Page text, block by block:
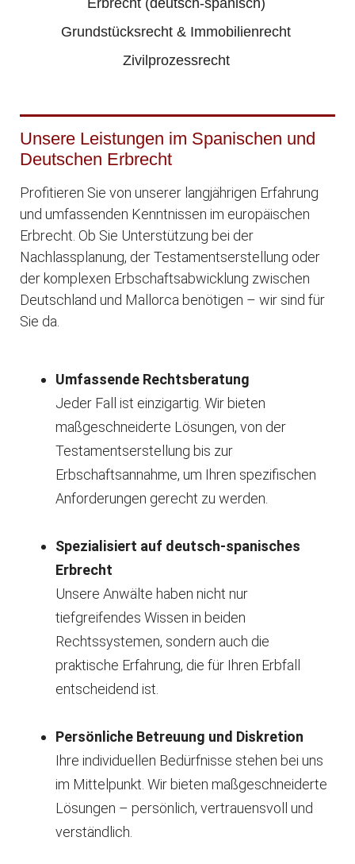
Erbrecht (deutsch-spanisch)
Grundstücksrecht & Immobilienrecht
Zivilprozessrecht
Unsere Leistungen im Spanischen und
Deutschen Erbrecht
Profitieren Sie von unserer langjährigen Erfahrung
und umfassenden Kenntnissen im europäischen
Erbrecht. Ob Sie Unterstützung bei der
Nachlassplanung, der Testamentserstellung oder
der komplexen Erbschaftsabwicklung zwischen
Deutschland und Mallorca benötigen – wir sind für
Sie da.
Umfassende Rechtsberatung
Jeder Fall ist einzigartig. Wir bieten
maßgeschneiderte Lösungen, von der
Testamentserstellung bis zur
Erbschaftsannahme, um Ihren spezifischen
Anforderungen gerecht zu werden.
Spezialisiert auf deutsch-spanisches
Erbrecht
Unsere Anwälte haben nicht nur
tiefgreifendes Wissen in beiden
Rechtssystemen, sondern auch die
praktische Erfahrung, die für Ihren Erbfall
entscheidend ist.
Persönliche Betreuung und Diskretion
Ihre individuellen Bedürfnisse stehen bei uns
im Mittelpunkt. Wir bieten maßgeschneiderte
Lösungen – persönlich, vertrauensvoll und
verständlich.